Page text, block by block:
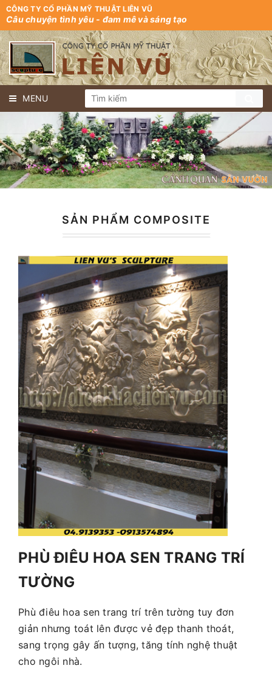
CÔNG TY CỔ PHẦN MỸ THUẬT LIÊN VŨ
Câu chuyện tình yêu - đam mê và sáng tạo
MENU
SẢN PHẨM COMPOSITE
PHÙ ĐIÊU HOA SEN TRANG TRÍ
TƯỜNG
Phù điêu hoa sen trang trí trên tường tuy đơn
giản nhưng toát lên được vẻ đẹp thanh thoát,
sang trọng gây ấn tượng, tăng tính nghệ thuật
cho ngôi nhà.